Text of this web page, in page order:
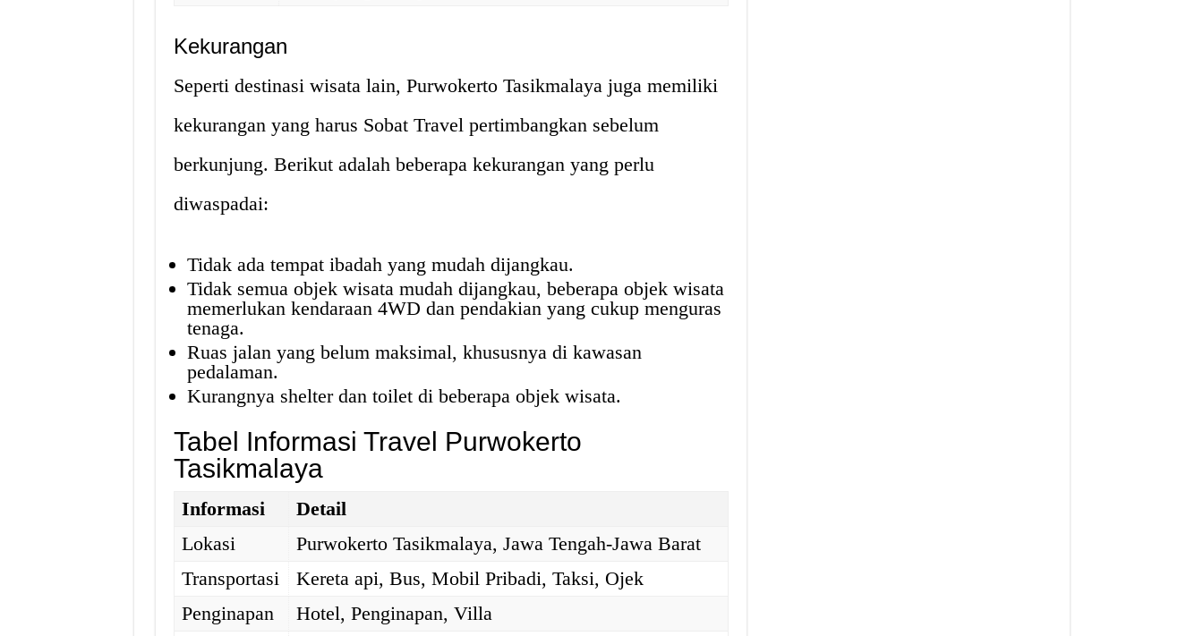
Kekurangan
Seperti destinasi wisata lain, Purwokerto Tasikmalaya juga memiliki
kekurangan yang harus Sobat Travel pertimbangkan sebelum
berkunjung. Berikut adalah beberapa kekurangan yang perlu
diwaspadai:
Tidak ada tempat ibadah yang mudah dijangkau.
Tidak semua objek wisata mudah dijangkau, beberapa objek wisata
memerlukan kendaraan 4WD dan pendakian yang cukup menguras
tenaga.
Ruas jalan yang belum maksimal, khususnya di kawasan
pedalaman.
Kurangnya shelter dan toilet di beberapa objek wisata.
Tabel Informasi Travel Purwokerto
Tasikmalaya
Informasi
Detail
Lokasi
Purwokerto Tasikmalaya, Jawa Tengah-Jawa Barat
Transportasi
Kereta api, Bus, Mobil Pribadi, Taksi, Ojek
Penginapan
Hotel, Penginapan, Villa